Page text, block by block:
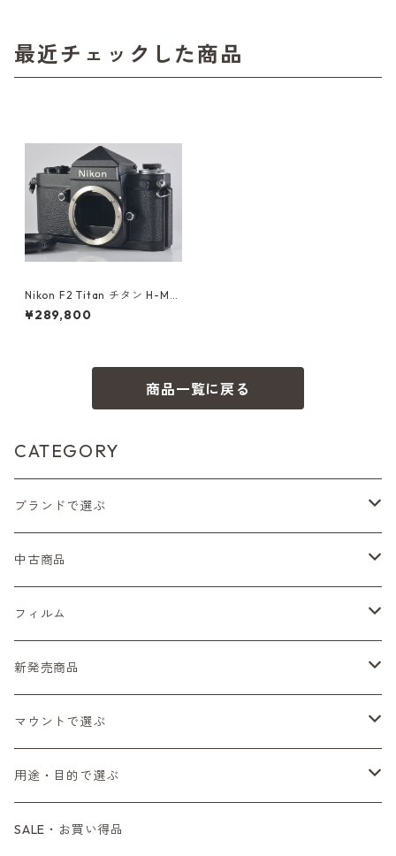
最近チェックした商品
Nikon F2 Titan チタン H-MD
ニコン（N23412）
¥289,800
商品一覧に戻る
CATEGORY
ブランドで選ぶ
Nikon（ニコン）
Sシリーズ
Fシリーズ（一桁＋F100）
Canon（キヤノン）
レンジファインダー（7、P）
PENTAX（ペンタックス）
SL、SP
K2、KX、KM
CONTAX（コンタックス）
G1、G2
Tシリーズ
MINOLTA（ミノルタ）
コンパクト
OLYMPUS（オリンパス）
中古商品
フィルムカメラ
一眼レフカメラ（マニュアルフォーカス）
一眼レフカメラ（オートフォーカス）
デジタルカメラ
一眼カメラ
ミラーレスカメラ
マニュアルレンズ
一眼レンズ
レンジファインダーレンズ
オートフォーカスレンズ
一眼レンズ
マウントアダプター
フィルム
レンズ付きフィルム
35mm（135）カラーネガ
35mm（135）白黒ネガ
35mm（135）カラーリバーサル
新発売商品
フィルムカメラ
レンズ付きフィルム
アクセサリー・付属品
マウントで選ぶ
M42
L39
用途・目的で選ぶ
初心者の方へもおすすめ！
SALE・お買い得品